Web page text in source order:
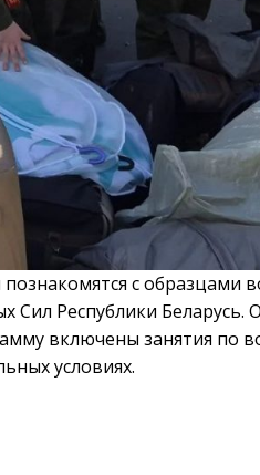
с образцами
Сил Республики Беларусь.
включены занятия по
условиях.